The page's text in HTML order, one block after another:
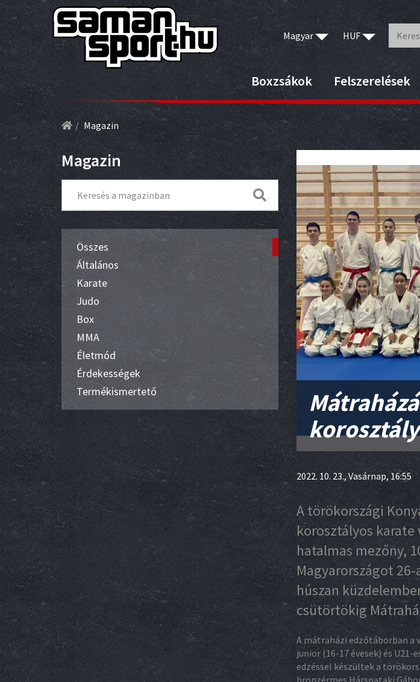
Magyar HUF
Boxzsákok Felszerelések
Magazin
Magazin
Összes
Általános
Karate
Judo
Box
MMA
Életmód
Érdekességek
Termékismertető
2022. 10. 23., Vasárnap, 16:55
A törökországi
korosztályos karate
hatalmas mezőny,
Magyarországot
húszan
csütörtökig
A mátraházi edzőtáborban a
junior (16-17 évesek) és
edzéssel készültek a
bronzérmes Hárspataki